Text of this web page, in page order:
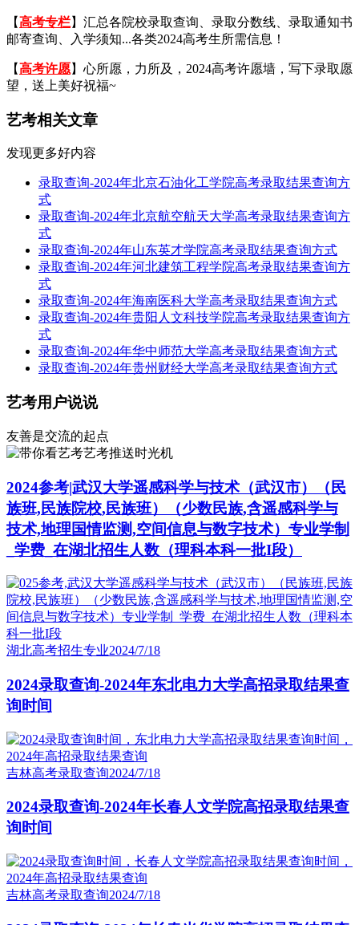
【高考专栏】汇总各院校录取查询、录取分数线、录取通知书
邮寄查询、入学须知...各类2024高考生所需信息！
【高考许愿】心所愿，力所及，2024高考许愿墙，写下录取愿
望，送上美好祝福~
艺考相关文章
发现更多好内容
录取查询-2024年北京石油化工学院高考录取结果查询方
式
录取查询-2024年北京航空航天大学高考录取结果查询方
式
录取查询-2024年山东英才学院高考录取结果查询方式
录取查询-2024年河北建筑工程学院高考录取结果查询方
式
录取查询-2024年海南医科大学高考录取结果查询方式
录取查询-2024年贵阳人文科技学院高考录取结果查询方
式
录取查询-2024年华中师范大学高考录取结果查询方式
录取查询-2024年贵州财经大学高考录取结果查询方式
艺考用户说说
友善是交流的起点
艺考推送时光机
2024参考|武汉大学遥感科学与技术（武汉市）（民
族班,民族院校,民族班）（少数民族,含遥感科学与
技术,地理国情监测,空间信息与数字技术）专业学制
_学费_在湖北招生人数（理科本科一批I段）
湖北高考招生专业2024/7/18
2024录取查询-2024年东北电力大学高招录取结果查
询时间
吉林高考录取查询2024/7/18
2024录取查询-2024年长春人文学院高招录取结果查
询时间
吉林高考录取查询2024/7/18